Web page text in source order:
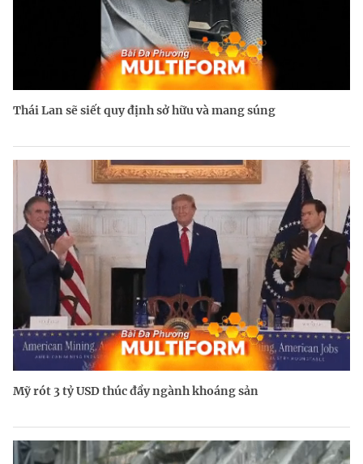
Thái Lan sẽ siết quy định sở hữu và mang súng
Mỹ rót 3 tỷ USD thúc đẩy ngành khoáng sản